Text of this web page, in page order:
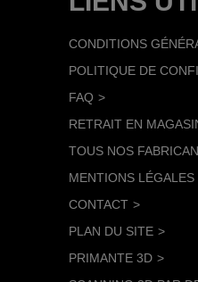
CONDITIONS
POLITIQUE DE
FAQ
RETRAIT EN
TOUS NOS
MENTIONS LÉGALES
CONTACT
PLAN DU SITE
PRIMANTE 3D